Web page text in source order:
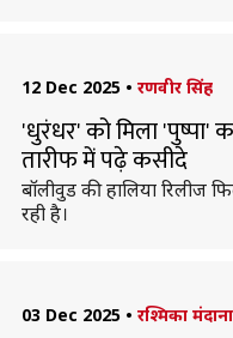
12 Dec 2025 • रणवीर सिंह
'धुरंधर' को मिला 'पुष्पा'
तारीफ में पढ़े कसीदे
बॉलीवुड की हालिया
रही है।
03 Dec 2025 • रश्मिका मंदाना